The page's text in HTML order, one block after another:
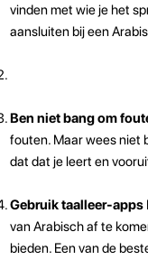
vinden met wie je het
aansluiten bij een
Ben niet bang om
fouten. Maar wees niet
dat dat je leert en
Gebruik taalleer-apps
van Arabisch af te
bieden. Een van de